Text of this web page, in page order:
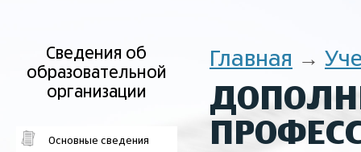
Сведения об
образовательной
организации
Основные сведения
Главная →